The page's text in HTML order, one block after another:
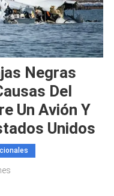
Negras
Del
Un Avión Y
Unidos